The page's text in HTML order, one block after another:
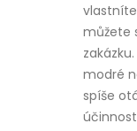
můžete
modré
spíše